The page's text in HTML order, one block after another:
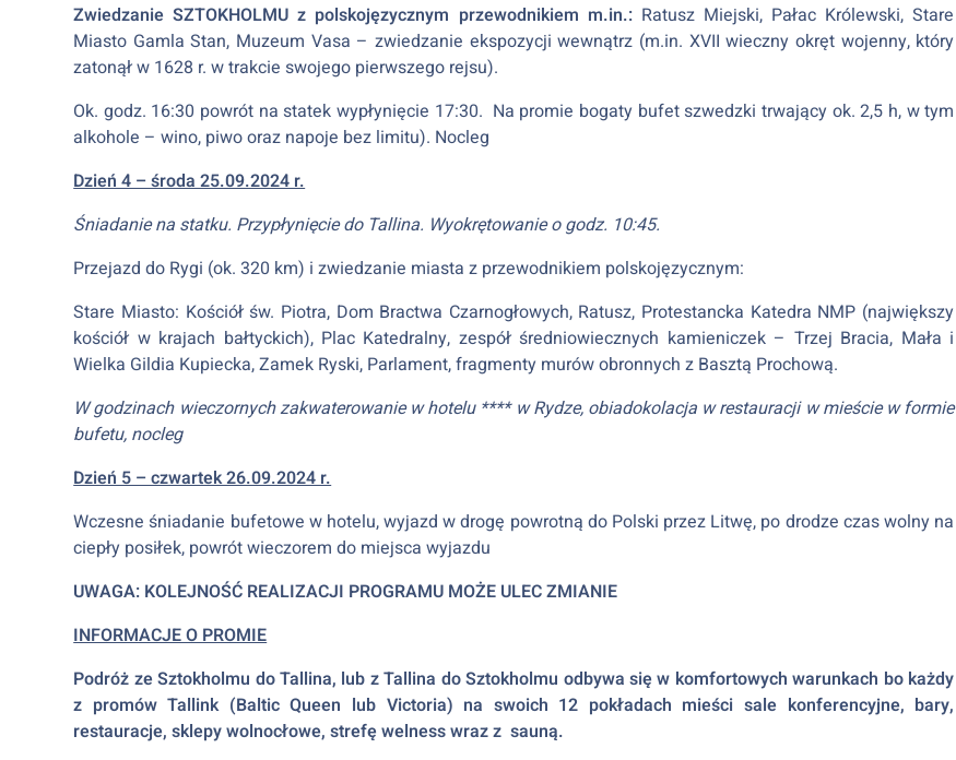
Zwiedzanie SZTOKHOLMU z polskojęzycznym przewodnikiem m.in.: Ratusz Miejski, Pałac Królewski, Stare
Miasto Gamla Stan, Muzeum Vasa – zwiedzanie ekspozycji wewnątrz (m.in. XVII wieczny okręt wojenny, który
zatonął w 1628 r. w trakcie swojego pierwszego rejsu).
Ok. godz. 16:30 powrót na statek wypłynięcie 17:30. Na promie bogaty bufet szwedzki trwający ok. 2,5 h, w tym
alkohole – wino, piwo oraz napoje bez limitu). Nocleg
Dzień 4 – środa 25.09.2024 r.
Śniadanie na statku. Przypłynięcie do Tallina. Wyokrętowanie o godz. 10:45.
Przejazd do Rygi (ok. 320 km) i zwiedzanie miasta z przewodnikiem polskojęzycznym:
Stare Miasto: Kościół św. Piotra, Dom Bractwa Czarnogłowych, Ratusz, Protestancka Katedra NMP (największy
kościół w krajach bałtyckich), Plac Katedralny, zespół średniowiecznych kamieniczek – Trzej Bracia, Mała i
Wielka Gildia Kupiecka, Zamek Ryski, Parlament, fragmenty murów obronnych z Basztą Prochową.
W godzinach wieczornych zakwaterowanie w hotelu **** w Rydze, obiadokolacja w restauracji w mieście w formie
bufetu, nocleg
Dzień 5 – czwartek 26.09.2024 r.
Wczesne śniadanie bufetowe w hotelu, wyjazd w drogę powrotną do Polski przez Litwę, po drodze czas wolny na
ciepły posiłek, powrót wieczorem do miejsca wyjazdu
UWAGA: KOLEJNOŚĆ REALIZACJI PROGRAMU MOŻE ULEC ZMIANIE
INFORMACJE O PROMIE
Podróż ze Sztokholmu do Tallina, lub z Tallina do Sztokholmu odbywa się w komfortowych warunkach bo każdy
z promów Tallink (Baltic Queen lub Victoria) na swoich 12 pokładach mieści sale konferencyjne, bary,
restauracje, sklepy wolnocłowe, strefę welness wraz z sauną.